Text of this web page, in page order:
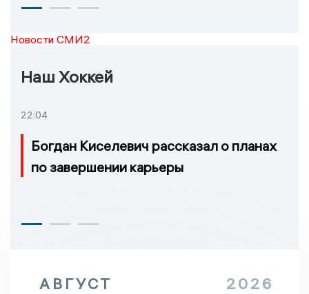
Новости СМИ2
Наш Хоккей
22:04
Богдан Киселевич рассказал о планах
по завершении карьеры
АВГУСТ 2026